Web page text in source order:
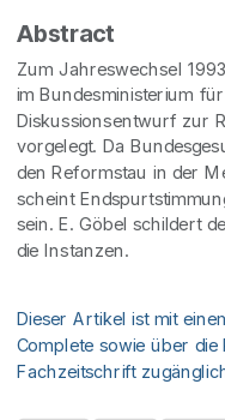
Abstract
Zum Jahreswechsel
im Bundesministerium
Diskussionsentwurf zur
vorgelegt. Da
den Reformstau in der
scheint
sein. E. Göbel schildert
die Instanzen.
Dieser Artikel ist mit
Complete sowie über
Fachzeitschrift